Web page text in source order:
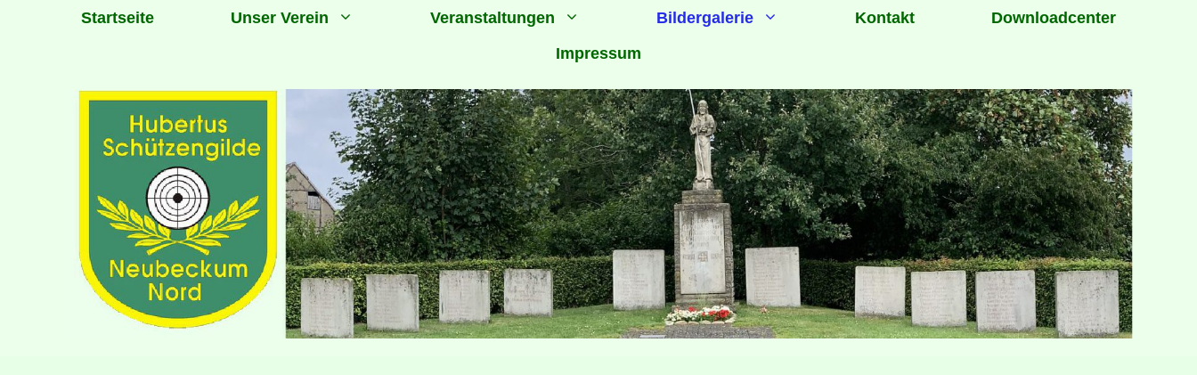
Startseite Unser Verein Veranstaltungen Bildergalerie Kontakt
Downloadcenter
Impressum